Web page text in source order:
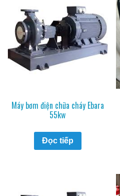
Máy bơm điện chữa cháy Ebara
55kw
Đọc tiếp